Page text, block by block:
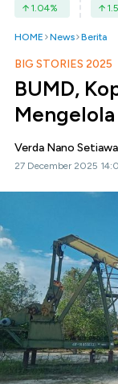
1.04% 1.5
HOME News Berita
BIG STORIES 2025
BUMD,
Verda Nano
27 December 2025